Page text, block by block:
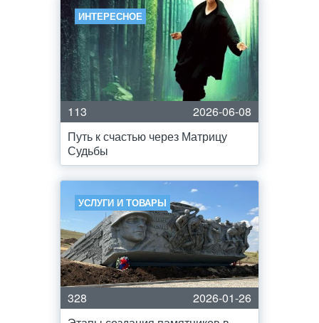
ИНТЕРЕСНОЕ
113
2026-06-08
Путь к счастью через Матрицу
Судьбы
УСЛУГИ И ТОВАРЫ
328
2026-01-26